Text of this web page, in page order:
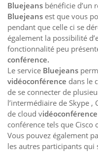
Bluejeans bénéficie d’un
Bluejeans est que vous
pendant que celle ci se
également la possibilité
fonctionnalité peu
conférence.
Le service Bluejeans
vidéoconférence dans le
de se connecter de
l’intermédiaire de Skype ,
de cloud vidéoconférence
conférence tels que Cisco
Vous pouvez également
les autres participants qui